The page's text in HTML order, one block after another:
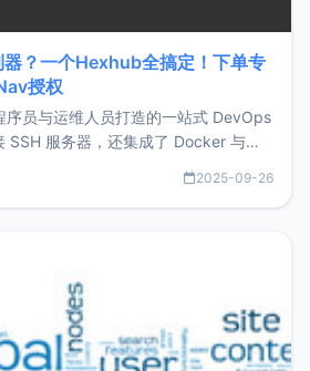
？一个Hexhub全搞定！下单专
授权
序员与运维人员打造的一站式 DevOps
SSH 服务器，还集成了 Docker 与常
即可同时搞定运维与数据库操
2025-09-26